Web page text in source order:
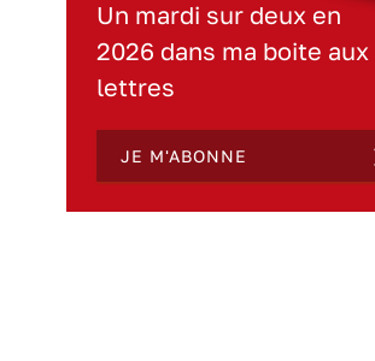
Un mardi sur deux en
2026 dans ma boite aux
lettres
JE M'ABONNE